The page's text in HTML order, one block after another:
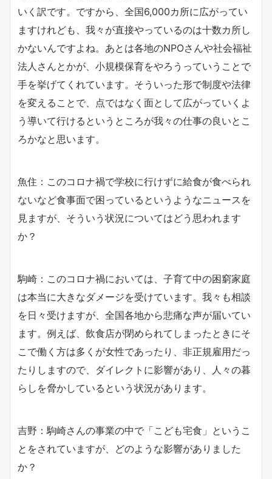
いく訳です。ですから、全国6,000カ所に広がってい
ますけれども、我々が直接やっているのは十数カ所し
かないんですよね。あとは各地のNPOさんや社会福祉
法人さんとかが、小規模保育をやろうっていうことで
手を挙げてくれています。そういった形で制度や法律
を変えることで、点ではなく面として広がっていくよ
う導いて行けるというところが我々の仕事の良いとこ
ろかなと思います。
魚住：このコロナ禍で学校に行けずに給食が食べられ
ないなど食事面で困っているというようなニュースを
見ますが、そういう状況についてはどう思われます
か？
駒崎：このコロナ禍においては、子育て中の困窮家庭
は本当に大きなダメージを受けています。我々も相談
を日々受けますが、全国各地から悲痛な声が届いてい
ます。例えば、飲食店が閉められてしまったときにそ
こで働く方は多くが女性であったり、非正規雇用だっ
たりしますので、ダイレクトに影響があり、人々の暮
らしを脅かしているという状況があります。
吉野：駒崎さんの事業の中で「こども宅食」というこ
とをされていますが、どのような影響がありました
か？